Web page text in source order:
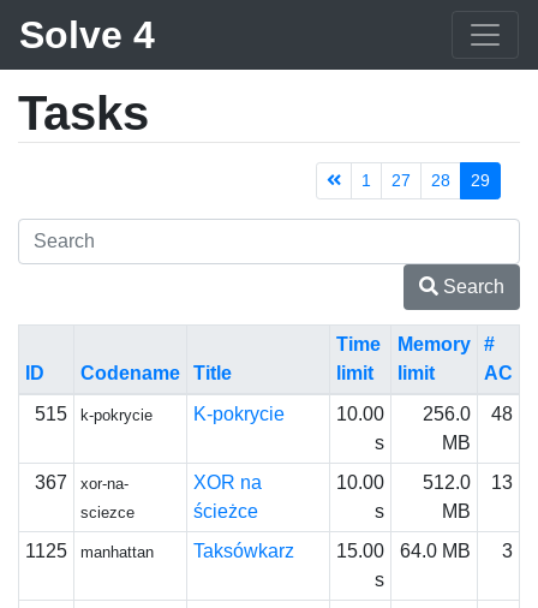
Solve 4
Tasks
1 27 28 29
Search
ID Codename Title
Time
limit
Memory
limit
#
AC
515
k-pokrycie K-pokrycie
10.00
s
256.0
MB
48
367
xor-na-
sciezce
XOR na
ścieżce
10.00
s
512.0
MB
13
1125 manhattan Taksówkarz
15.00
s
64.0 MB 3